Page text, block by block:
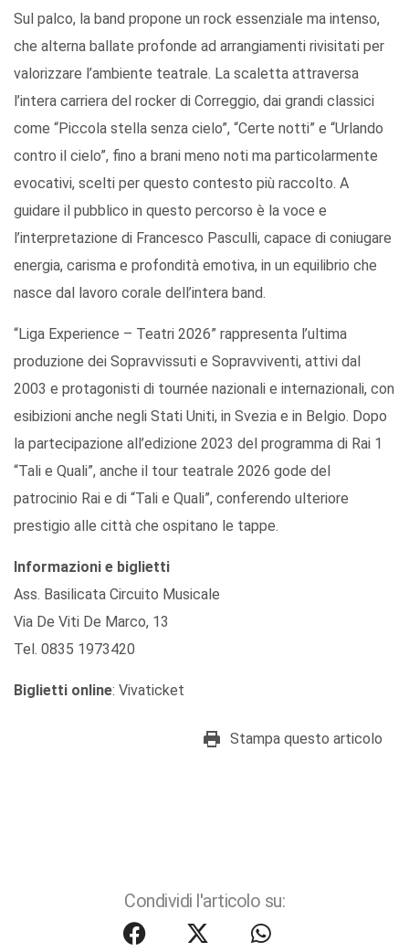
Sul palco, la band propone un rock essenziale ma intenso,
che alterna ballate profonde ad arrangiamenti rivisitati per
valorizzare l’ambiente teatrale. La scaletta attraversa
l’intera carriera del rocker di Correggio, dai grandi classici
come “Piccola stella senza cielo”, “Certe notti” e “Urlando
contro il cielo”, fino a brani meno noti ma particolarmente
evocativi, scelti per questo contesto più raccolto. A
guidare il pubblico in questo percorso è la voce e
l’interpretazione di Francesco Pasculli, capace di coniugare
energia, carisma e profondità emotiva, in un equilibrio che
nasce dal lavoro corale dell’intera band.
“Liga Experience – Teatri 2026” rappresenta l’ultima
produzione dei Sopravvissuti e Sopravviventi, attivi dal
2003 e protagonisti di tournée nazionali e internazionali, con
esibizioni anche negli Stati Uniti, in Svezia e in Belgio. Dopo
la partecipazione all’edizione 2023 del programma di Rai 1
“Tali e Quali”, anche il tour teatrale 2026 gode del
patrocinio Rai e di “Tali e Quali”, conferendo ulteriore
prestigio alle città che ospitano le tappe.
Informazioni e biglietti
Ass. Basilicata Circuito Musicale
Via De Viti De Marco, 13
Tel. 0835 1973420
Biglietti online: Vivaticket
Stampa questo articolo
Condividi l'articolo su: